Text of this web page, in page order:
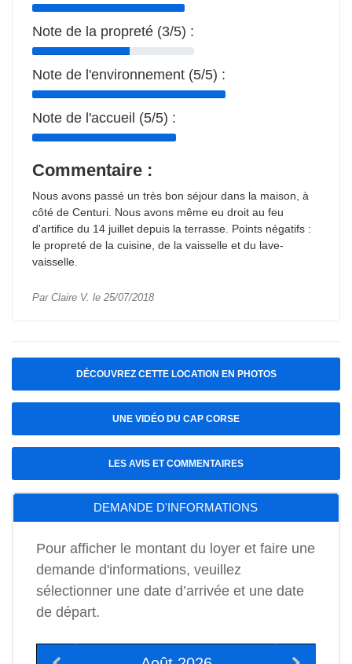
Note de la propreté (3/5) :
Note de l'environnement (5/5) :
Note de l'accueil (5/5) :
Commentaire :
Nous avons passé un très bon séjour dans la maison, à
côté de Centuri. Nous avons même eu droit au feu
d'artifice du 14 juillet depuis la terrasse. Points négatifs :
le propreté de la cuisine, de la vaisselle et du lave-
vaisselle.
Par Claire V. le 25/07/2018
DÉCOUVREZ CETTE LOCATION EN PHOTOS
UNE VIDÉO DU CAP CORSE
LES AVIS ET COMMENTAIRES
DEMANDE D'INFORMATIONS
Pour afficher le montant du loyer et faire une
demande d'informations, veuillez
sélectionner une date d’arrivée et une date
de départ.